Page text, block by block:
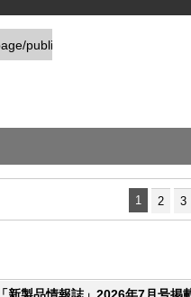
public_html/usr/
1 2 3